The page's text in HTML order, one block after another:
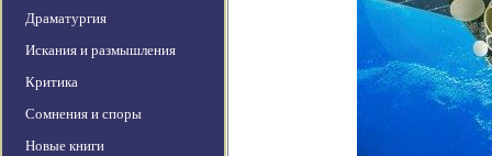
Драматургия
Искания и размышления
Критика
Сомнения и споры
Новые книги